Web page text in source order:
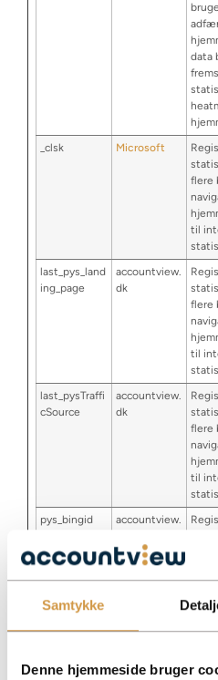
Samtykke
Denne hjemmeside bruger
data
_clsk Microsoft
flere
til
last_pys_land
ing_page
accountview.
dk
flere
til
last_pysTraffi
cSource
accountview.
dk
flere
til
pys_bingid
accountview.
til
flere